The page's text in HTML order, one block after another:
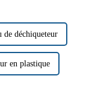
de déchiqueteur
en plastique